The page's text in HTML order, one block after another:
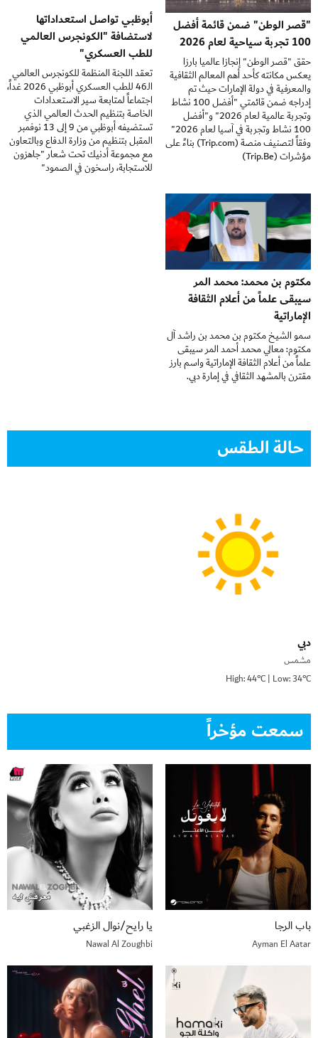
"قصر الوطن" ضمن قائمة أفضل
100 تجربة سياحية لعام 2026
حقق "قصر الوطن" إنجازا عالميا بارزا
يعكس مكانته كأحد أهم المعالم الثقافية
والمعرفية في دولة الإمارات حيث تم
إدراجه ضمن قائمتي "أفضل 100 نشاط
وتجربة عالمية لعام 2026" و"أفضل
100 نشاط وتجربة في آسيا لعام 2026"
وفقاً لتصنيف منصة (Trip.com) بناءً على
مؤشرات (Trip.Be)
أبوظبي تواصل استعداداتها
لاستضافة "الكونجرس العالمي
للطب العسكري"
تعقد اللجنة المنظمة للكونجرس العالمي
الـ46 للطب العسكري أبوظبي 2026 غداً،
اجتماعاً لمتابعة سير الاستعدادات
الخاصة بتنظيم الحدث العالمي الذي
تستضيفه أبوظبي من 9 إلى 13 نوفمبر
المقبل بتنظيم من وزارة الدفاع وبالتعاون
مع مجموعة أدنيك تحت شعار "جاهزون
للاستجابة، راسخون في الصمود"
مكتوم بن محمد: محمد المر
سيبقى علماً من أعلام الثقافة
الإماراتية
سمو الشيخ مكتوم بن محمد بن راشد آل
مكتوم: معالي محمد أحمد المر سيبقى
علماً من أعلام الثقافة الإماراتية واسم بارز
مقترن بالمشهد الثقافي في إمارة دبي.
حالة الطقس
دبي
مشمس
High: 44°C | Low: 34°C
سمعت مؤخراً
باب الرجا
Ayman El Aatar
يا رايح/نوال الزغبي
Nawal Al Zoughbi